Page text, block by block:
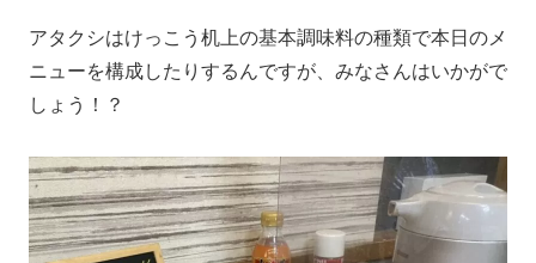
アタクシはけっこう机上の基本調味料の種類で本日のメ
ニューを構成したりするんですが、みなさんはいかがで
しょう！？